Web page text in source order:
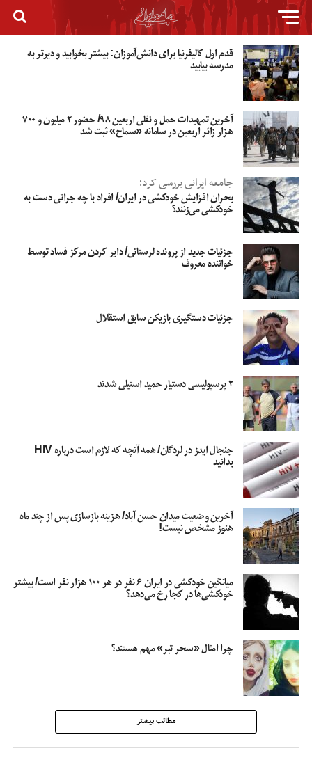
قدم اول کالیفرنیا برای دانش‌آموزان: بیشتر بخوابید و دیرتر به
مدرسه بیایید
آخرین تمهیدات حمل و نقلی اربعین ۹۸/ حضور ۲ میلیون و ۷۰۰
هزار زائر اربعین در سامانه «سماح» ثبت شد
جامعه ایرانی بررسی کرد؛
بحران افزایش خودکشی در ایران/ افراد با چه جراتی دست به
خودکشی می‌زنند؟
جزئیات جدید از پرونده لرستانی/ دایر کردن مرکز فساد توسط
خواننده معروف
جزئیات دستگیری بازیکن سابق استقلال
۲ پرسپولیسی دستیار حمید استیلی شدند
جنجال ایدز در لردگان/ همه آنچه که لازم است درباره HIV
بدانید
آخرین وضعیت میدان حسن آباد/ هزینه بازسازی پس از چند ماه
هنوز مشخص نیست!
میانگین خودکشی در ایران ۶ نفر در هر ۱۰۰ هزار نفر است/ بیشتر
خودکشی‌ها در کجا رخ می‌دهد؟
چرا امثال «سحر تبر» مهم هستند؟
مطالب بیشتر